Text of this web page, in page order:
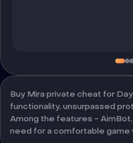
Buy Mira private cheat for
functionality, unsurpassed
Among the features -
need for a comfortable game